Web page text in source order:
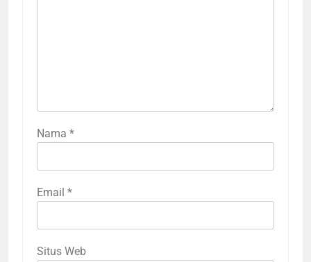
Nama *
Email *
Situs Web